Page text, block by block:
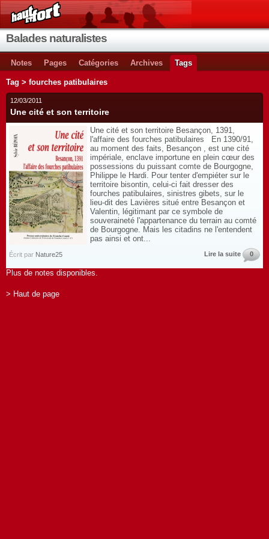
Balades naturalistes
Notes Pages Catégories Archives Tags
Tag > fourches patibulaires
12/03/2011
Une cité et son territoire
Une cité et son territoire Besançon, 1391,
l'affaire des fourches patibulaires En 1390/91,
au moment des faits, Besançon , est une cité
impériale, enclave importune en plein cœur des
possessions du puissant comte de Bourgogne,
Philippe le Hardi. Pour tenter d'empiéter sur le
territoire bisontin, celui-ci fait dresser des
fourches patibulaires, sinistres gibets, sur le
lieu-dit des Lavières situé entre Besançon et
Valentin, légitimant par ce symbole de
souveraineté l'appartenance du terrain au comté
de Bourgogne. Mais les citadins ne l'entendent
pas ainsi et ont...
Écrit par Nature25 Lire la suite 0
Plus de notes disponibles.
> Haut de page